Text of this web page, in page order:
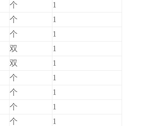
个
1
个
1
个
1
双
1
双
1
个
1
个
1
个
1
个
1